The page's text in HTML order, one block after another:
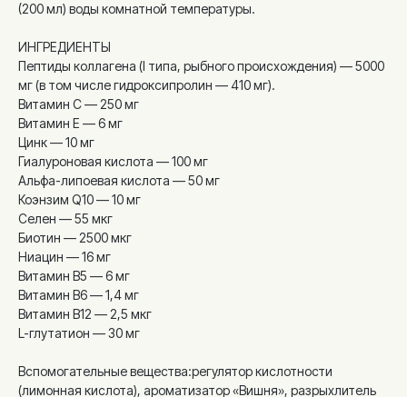
(200 мл) воды комнатной температуры.
ИНГРЕДИЕНТЫ
Пептиды коллагена (I типа, рыбного происхождения) — 5000
мг (в том числе гидроксипролин — 410 мг).
Витамин С — 250 мг
Витамин Е — 6 мг
Цинк — 10 мг
Гиалуроновая кислота — 100 мг
Альфа-липоевая кислота — 50 мг
Коэнзим Q10 — 10 мг
Селен — 55 мкг
Биотин — 2500 мкг
Ниацин — 16 мг
Витамин B5 — 6 мг
Витамин B6 — 1,4 мг
Витамин B12 — 2,5 мкг
L-глутатион — 30 мг
Вспомогательные вещества:регулятор кислотности
(лимонная кислота), ароматизатор «Вишня», разрыхлитель